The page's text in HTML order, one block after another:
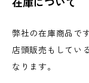
在庫について
弊社の在庫商品で
店頭販売もしてい
なります。